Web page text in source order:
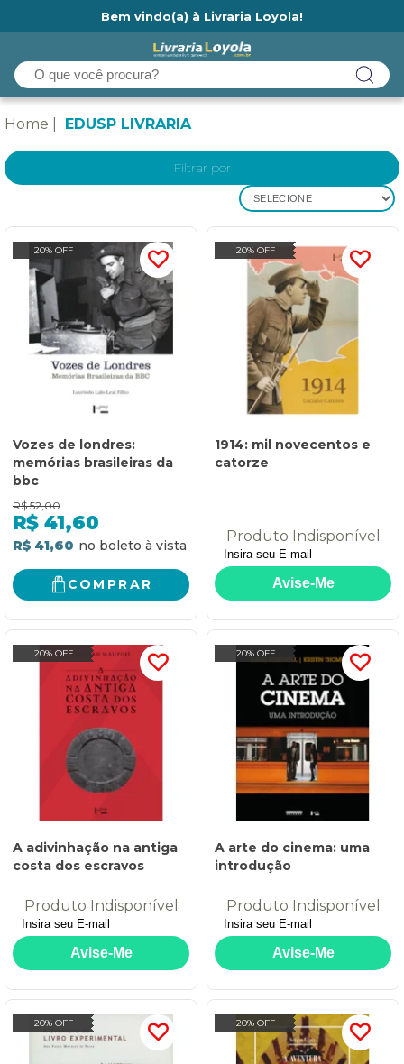
Bem vindo(a) à Livraria Loyola!
Home EDUSP LIVRARIA
Filtrar por
SELECIONE
20% OFF
Vozes de londres:
memórias brasileiras da
bbc
R$ 52,00
R$ 41,60
R$ 41,60
COMPRAR
20% OFF
1914: mil novecentos e
catorze
Produto Indisponível
20% OFF
A adivinhação na antiga
costa dos escravos
Produto Indisponível
20% OFF
A arte do cinema: uma
introdução
Produto Indisponível
20% OFF 20% OFF